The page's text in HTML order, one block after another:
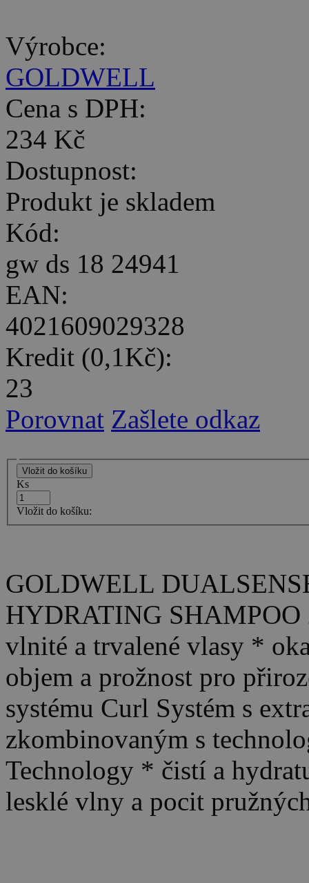
Výrobce:
GOLDWELL
Cena s DPH:
234 Kč
Dostupnost:
Produkt je skladem
Kód:
gw ds 18 24941
EAN:
4021609029328
Kredit (0,1Kč):
23
Porovnat Zašlete odkaz
Ks
Vložit do košíku:
GOLDWELL
HYDRATING SHAMPOO
vlnité a trvalené vlasy *
objem a prožnost pro
systému Curl Systém s
zkombinovaným s
Technology * čistí a
lesklé vlny a pocit